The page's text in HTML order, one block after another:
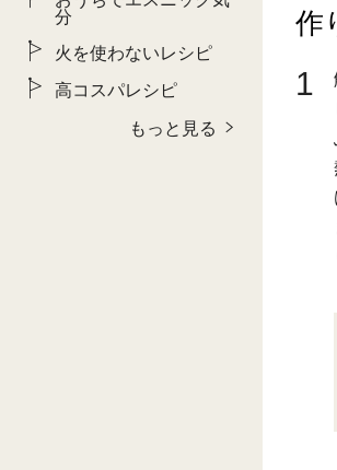
作
1
分
火を使わないレシピ
高コスパレシピ
もっと見る